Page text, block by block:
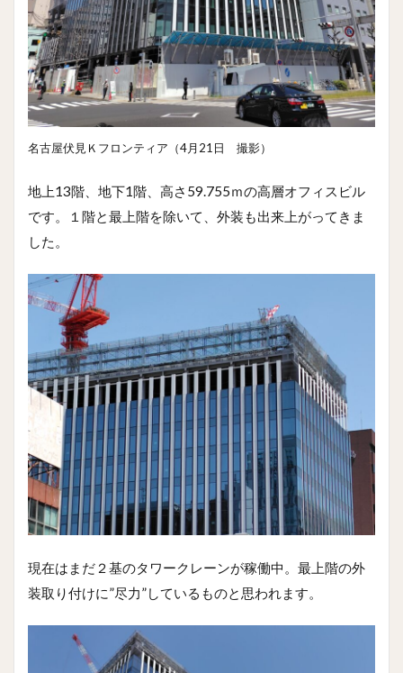
名古屋伏見Ｋフロンティア（4月21日 撮影）
地上13階、地下1階、高さ59.755ｍの高層オフィスビル
です。１階と最上階を除いて、外装も出来上がってきま
した。
現在はまだ２基のタワークレーンが稼働中。最上階の外
装取り付けに”尽力”しているものと思われます。